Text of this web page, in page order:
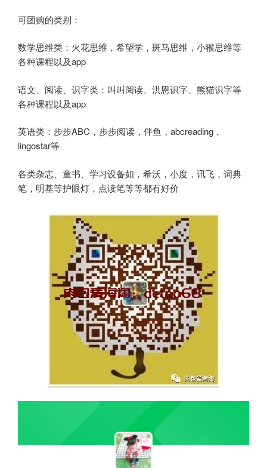
可团购的类别：
数学思维类：火花思维，希望学，斑马思维，小猴思维等
各种课程以及app
语文、阅读、识字类：叫叫阅读、洪恩识字、熊猫识字等
各种课程以及app
英语类：步步ABC，步步阅读，伴鱼，abcreading，
lingostar等
各类杂志、童书、学习设备如，希沃，小度，讯飞，词典
笔，明基等护眼灯，点读笔等等都有好价